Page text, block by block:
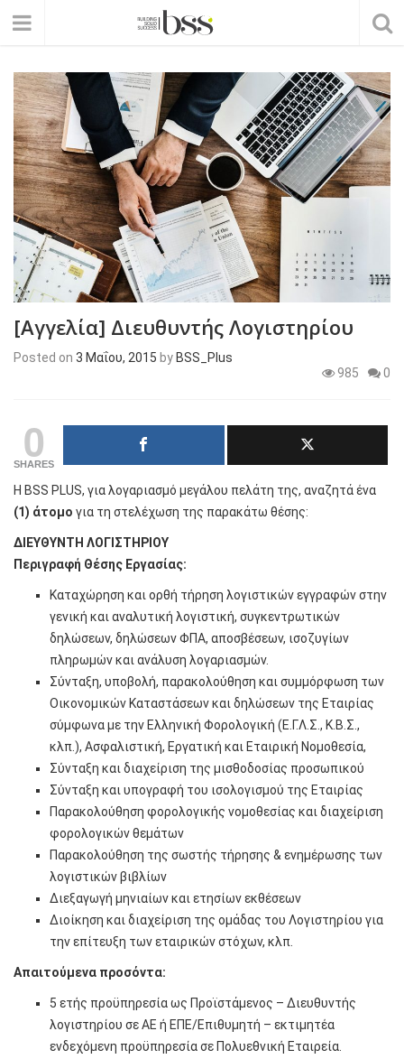
[Αγγελία] Διευθυντής Λογιστηρίου
Posted on 3 Μαΐου, 2015 by BSS_Plus
985
0
0
SHARES
H BSS PLUS, για λογαριασμό μεγάλου πελάτη της, αναζητά ένα
(1) άτομο για τη στελέχωση της παρακάτω θέσης:
ΔΙΕΥΘΥΝΤΗ ΛΟΓΙΣΤΗΡΙΟΥ
Περιγραφή Θέσης Εργασίας:
Καταχώρηση και ορθή τήρηση λογιστικών εγγραφών στην
γενική και αναλυτική λογιστική, συγκεντρωτικών
δηλώσεων, δηλώσεων ΦΠΑ, αποσβέσεων, ισοζυγίων
πληρωμών και ανάλυση λογαριασμών.
Σύνταξη, υποβολή, παρακολούθηση και συμμόρφωση των
Οικονομικών Καταστάσεων και δηλώσεων της Εταιρίας
σύμφωνα με την Ελληνική Φορολογική (Ε.Γ.Λ.Σ., Κ.Β.Σ.,
κλπ.), Ασφαλιστική, Εργατική και Εταιρική Νομοθεσία,
Σύνταξη και διαχείριση της μισθοδοσίας προσωπικού
Σύνταξη και υπογραφή του ισολογισμού της Εταιρίας
Παρακολούθηση φορολογικής νομοθεσίας και διαχείριση
φορολογικών θεμάτων
Παρακολούθηση της σωστής τήρησης & ενημέρωσης των
λογιστικών βιβλίων
Διεξαγωγή μηνιαίων και ετησίων εκθέσεων
Διοίκηση και διαχείριση της ομάδας του Λογιστηρίου για
την επίτευξη των εταιρικών στόχων, κλπ.
Απαιτούμενα προσόντα:
5 ετής προϋπηρεσία ως Προϊστάμενος – Διευθυντής
λογιστηρίου σε ΑΕ ή ΕΠΕ/Επιθυμητή – εκτιμητέα
ενδεχόμενη προϋπηρεσία σε Πολυεθνική Εταιρεία.